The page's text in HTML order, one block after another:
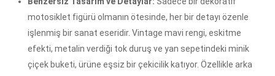
motosiklet figürü olmanın ötesinde, her bir detayı özenle
işlenmiş bir sanat eseridir. Vintage mavi rengi, eskitme
efekti, metalin verdiği tok duruş ve yan sepetindeki minik
çiçek buketi, ürüne eşsiz bir çekicilik katıyor. Özellikle arka